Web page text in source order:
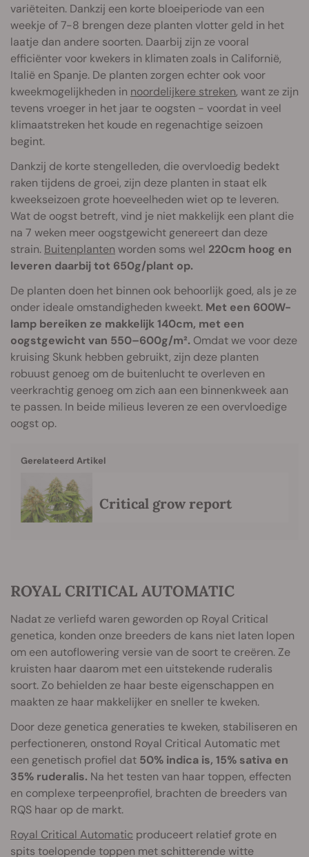
variëteiten. Dankzij een korte bloeiperiode van een
weekje of 7-8 brengen deze planten vlotter geld in het
laatje dan andere soorten. Daarbij zijn ze vooral
efficiënter voor kwekers in klimaten zoals in Californië,
Italië en Spanje. De planten zorgen echter ook voor
kweekmogelijkheden in noordelijkere streken, want ze zijn
tevens vroeger in het jaar te oogsten - voordat in veel
klimaatstreken het koude en regenachtige seizoen
begint.
Dankzij de korte stengelleden, die overvloedig bedekt
raken tijdens de groei, zijn deze planten in staat elk
kweekseizoen grote hoeveelheden wiet op te leveren.
Wat de oogst betreft, vind je niet makkelijk een plant die
na 7 weken meer oogstgewicht genereert dan deze
strain. Buitenplanten worden soms wel 220cm hoog en
leveren daarbij tot 650g/plant op.
De planten doen het binnen ook behoorlijk goed, als je ze
onder ideale omstandigheden kweekt. Met een 600W-
lamp bereiken ze makkelijk 140cm, met een
oogstgewicht van 550–600g/m². Omdat we voor deze
kruising Skunk hebben gebruikt, zijn deze planten
robuust genoeg om de buitenlucht te overleven en
veerkrachtig genoeg om zich aan een binnenkweek aan
te passen. In beide milieus leveren ze een overvloedige
oogst op.
Gerelateerd Artikel
Critical grow report
ROYAL CRITICAL AUTOMATIC
Nadat ze verliefd waren geworden op Royal Critical
genetica, konden onze breeders de kans niet laten lopen
om een autoflowering versie van de soort te creëren. Ze
kruisten haar daarom met een uitstekende ruderalis
soort. Zo behielden ze haar beste eigenschappen en
maakten ze haar makkelijker en sneller te kweken.
Door deze genetica generaties te kweken, stabiliseren en
perfectioneren, onstond Royal Critical Automatic met
een genetisch profiel dat 50% indica is, 15% sativa en
35% ruderalis. Na het testen van haar toppen, effecten
en complexe terpeenprofiel, brachten de breeders van
RQS haar op de markt.
Royal Critical Automatic produceert relatief grote en
spits toelopende toppen met schitterende witte